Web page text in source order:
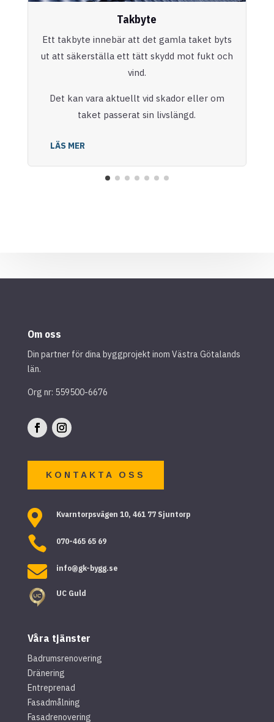
Takbyte
Ett takbyte innebär att det gamla taket byts
ut att säkerställa ett tätt skydd mot fukt och
vind.
Det kan vara aktuellt vid skador eller om
taket passerat sin livslängd.
LÄS MER
Om oss
Din partner för dina byggprojekt inom Västra Götalands
län.
Org nr: 559500-6676
KONTAKTA OSS
 Kvarntorpsvägen 10, 461 77 Sjuntorp
 070-465 65 69
 info@gk-bygg.se
UC Guld
Våra tjänster
Badrumsrenovering
Dränering
Entreprenad
Fasadmålning
Fasadrenovering